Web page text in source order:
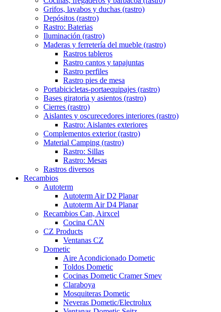
Grifos, lavabos y duchas (rastro)
Depósitos (rastro)
Rastro: Baterias
Iluminación (rastro)
Maderas y ferretería del mueble (rastro)
Rastros tableros
Rastro cantos y tapajuntas
Rastro perfiles
Rastro pies de mesa
Portabicicletas-portaequipajes (rastro)
Bases giratoria y asientos (rastro)
Cierres (rastro)
Aislantes y oscurecedores interiores (rastro)
Rastro: Aislantes exteriores
Complementos exterior (rastro)
Material Camping (rastro)
Rastro: Sillas
Rastro: Mesas
Rastros diversos
Recambios
Autoterm
Autoterm Air D2 Planar
Autoterm Air D4 Planar
Recambios Can, Airxcel
Cocina CAN
CZ Products
Ventanas CZ
Dometic
Aire Acondicionado Dometic
Toldos Dometic
Cocinas Dometic Cramer Smev
Claraboya
Mosquiteras Dometic
Neveras Dometic/Electrolux